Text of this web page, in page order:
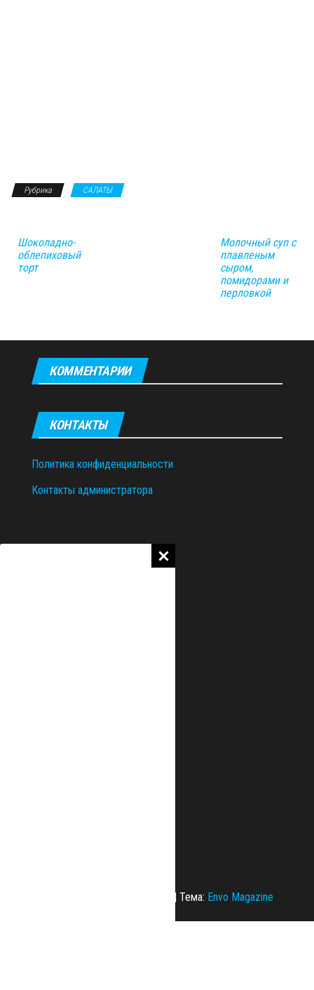
Рубрика САЛАТЫ
Шоколадно-
облепиховый
торт
Молочный суп с
плавленым
сыром,
помидорами и
перловкой
КОММЕНТАРИИ
КОНТАКТЫ
Политика конфиденциальности
Контакты администратора
| Тема: Envo Magazine